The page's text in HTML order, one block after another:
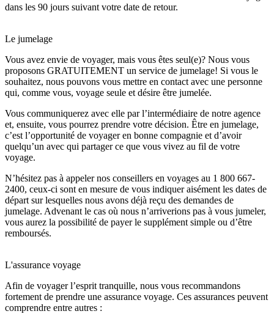
dans les 90 jours suivant votre date de retour.
Le jumelage
Vous avez envie de voyager, mais vous êtes seul(e)? Nous vous
proposons GRATUITEMENT un service de jumelage! Si vous le
souhaitez, nous pouvons vous mettre en contact avec une personne
qui, comme vous, voyage seule et désire être jumelée.
Vous communiquerez avec elle par l’intermédiaire de notre agence
et, ensuite, vous pourrez prendre votre décision. Être en jumelage,
c’est l’opportunité de voyager en bonne compagnie et d’avoir
quelqu’un avec qui partager ce que vous vivez au fil de votre
voyage.
N’hésitez pas à appeler nos conseillers en voyages au 1 800 667-
2400, ceux-ci sont en mesure de vous indiquer aisément les dates de
départ sur lesquelles nous avons déjà reçu des demandes de
jumelage. Advenant le cas où nous n’arriverions pas à vous jumeler,
vous aurez la possibilité de payer le supplément simple ou d’être
remboursés.
L'assurance voyage
Afin de voyager l’esprit tranquille, nous vous recommandons
fortement de prendre une assurance voyage. Ces assurances peuvent
comprendre entre autres :